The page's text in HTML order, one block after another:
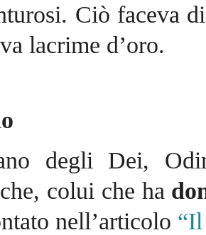
Ciò faceva
lacrime d’oro.
degli Dei,
colui che ha
nell’articolo